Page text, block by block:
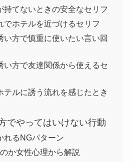
持てないときの安全なセリフ
でホテルを近づけるセリフ
い方で慎重に使いたい言い回
い方で友達関係から使えるセ
テルに誘う流れを感じたとき
でやってはいけない行動
れるNGパターン
か女性心理から解説